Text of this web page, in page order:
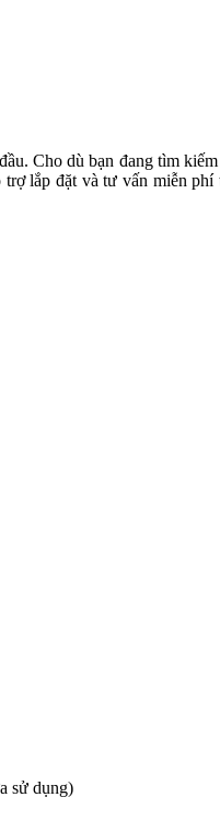
Cho dù bạn đang tìm
lắp đặt và tư vấn miễn
sử dụng)